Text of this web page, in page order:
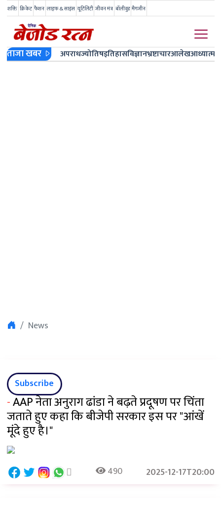
शक्ति क्रिकेट फैशन लाइफ & साइंस यूटिलिटी जीवन मंत्र बॉलीवुड मैगजीन
ताजा खबर अपराधज्योतिषइतिहासविज्ञानभ्रष्टाचारआलेखआध्यात्म
News
Subscribe
-AAP नेता अनुराग ढांडा ने बढ़ते प्रदूषण पर चिंता
जताते हुए कहा कि बीजेपी सरकार इस पर "आंखें
मूंदे हुए है।"
490 2025-12-17T20:00